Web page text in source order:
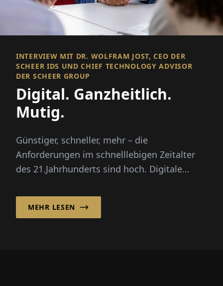
INTERVIEW MIT DR. WOLFRAM JOST, CEO DER
SCHEER IDS UND CHIEF TECHNOLOGY ADVISOR
DER SCHEER GROUP
Digital. Ganzheitlich.
Mutig.
Günstiger, schneller, mehr – die
Anforderungen im schnelllebigen Zeitalter
des 21.Jahrhunderts sind hoch. Digitale
MEHR LESEN